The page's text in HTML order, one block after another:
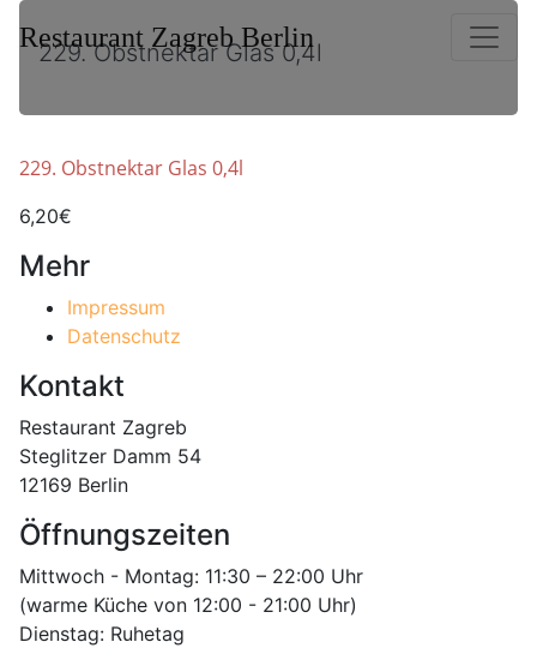
Restaurant Zagreb Berlin
229. Obstnektar Glas 0,4l
229. Obstnektar Glas 0,4l
6,20€
Mehr
Impressum
Datenschutz
Kontakt
Restaurant Zagreb
Steglitzer Damm 54
12169 Berlin
Öffnungszeiten
Mittwoch - Montag: 11:30 – 22:00 Uhr
(warme Küche von 12:00 - 21:00 Uhr)
Dienstag: Ruhetag